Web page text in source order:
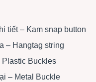
tiết – Kam snap button
– Hangtag string
Buckles
– Metal Buckle